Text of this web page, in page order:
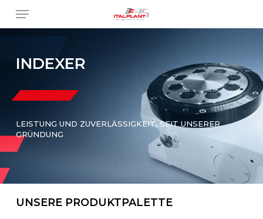
main
Menu
INDEXER
LEISTUNG UND ZUVERLÄSSIGKEIT, SEIT UNSERER
GRÜNDUNG
UNSERE PRODUKTPALETTE